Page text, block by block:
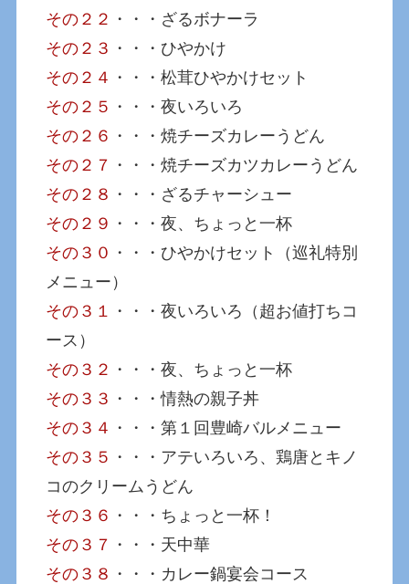
その２２ ・・・ざるボナーラ
その２３ ・・・ひやかけ
その２４ ・・・松茸ひやかけセット
その２５ ・・・夜いろいろ
その２６ ・・・焼チーズカレーうどん
その２７ ・・・焼チーズカツカレーうどん
その２８ ・・・ざるチャーシュー
その２９ ・・・夜、ちょっと一杯
その３０ ・・・ひやかけセット（巡礼特別
メニュー）
その３１ ・・・夜いろいろ（超お値打ちコ
ース）
その３２ ・・・夜、ちょっと一杯
その３３ ・・・情熱の親子丼
その３４ ・・・第１回豊崎バルメニュー
その３５ ・・・アテいろいろ、鶏唐とキノ
コのクリームうどん
その３６ ・・・ちょっと一杯！
その３７ ・・・天中華
その３８ ・・・カレー鍋宴会コース